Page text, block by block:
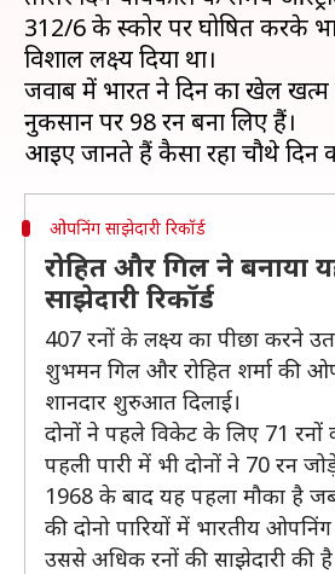
312/6 के स्कोर पर घोषित करके
विशाल लक्ष्य दिया था।
जवाब में भारत ने दिन का खेल
नुकसान पर 98 रन बना लिए हैं।
ओपनिंग साझेदारी रिकॉर्ड
रोहित और गिल ने बनाया
साझेदारी रिकॉर्ड
407 रनों के लक्ष्य का पीछा करने
शुभमन गिल और रोहित शर्मा की
शानदार शुरुआत दिलाई।
दोनों ने पहले विकेट के लिए 71 रनों
पहली पारी में भी दोनों ने 70 रन
1968 के बाद यह पहला मौका है
की दोनो पारियों में भारतीय
उससे अधिक रनों की साझेदारी की